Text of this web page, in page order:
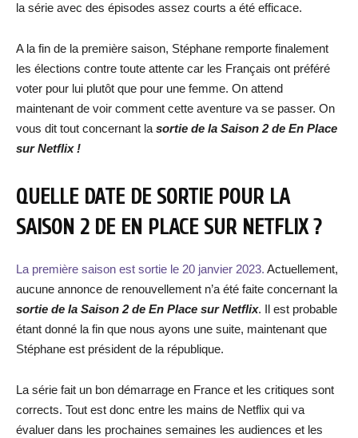
la série avec des épisodes assez courts a été efficace.
A la fin de la première saison, Stéphane remporte finalement
les élections contre toute attente car les Français ont préféré
voter pour lui plutôt que pour une femme. On attend
maintenant de voir comment cette aventure va se passer. On
vous dit tout concernant la sortie de la Saison 2 de En Place
sur Netflix !
QUELLE DATE DE SORTIE POUR LA
SAISON 2 DE EN PLACE SUR NETFLIX ?
La première saison est sortie le 20 janvier 2023. Actuellement,
aucune annonce de renouvellement n’a été faite concernant la
sortie de la Saison 2 de En Place sur Netflix. Il est probable
étant donné la fin que nous ayons une suite, maintenant que
Stéphane est président de la république.
La série fait un bon démarrage en France et les critiques sont
corrects. Tout est donc entre les mains de Netflix qui va
évaluer dans les prochaines semaines les audiences et les